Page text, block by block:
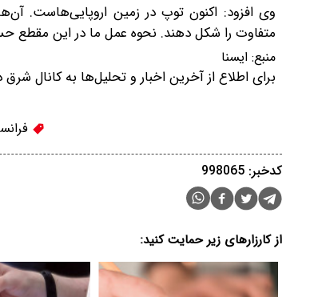
وی افزود: اکنون توپ در زمین اروپایی‌هاست.
متفاوت را شکل دهند. نحوه عمل ما در این مقطع
منبع: ایسنا
برای اطلاع از آخرین اخبار و تحلیل‌ها به کانال شرق
کدخبر: 998065
از کارزارهای زیر حمایت کنید: